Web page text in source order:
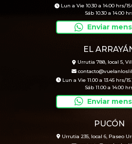
Lun a Vie 10.30 a 14.00 hrs/
Sáb 10.30 a 14.00
Enviar
EL
Urrutia 788, local 5,
Lun a Vie 11.00 a 13.45 hrs/
Sáb 11.00 a 14.00
Enviar
PUCÓN
Urrutia 235, local 6, Paseo